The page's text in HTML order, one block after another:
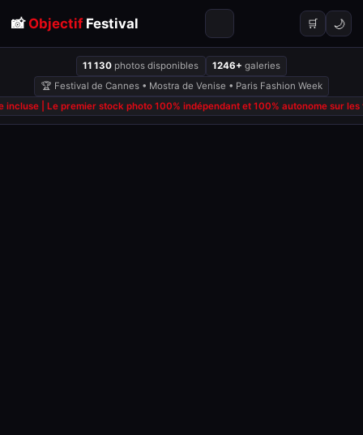
📸 ObjectifFestival 🛒 🌙
11 130 photos disponibles 1246+ galeries
🏆 Festival de Cannes • Mostra de Venise • Paris Fashion Week
| Le premier stock photo 100% indépendant et 100% autonome sur